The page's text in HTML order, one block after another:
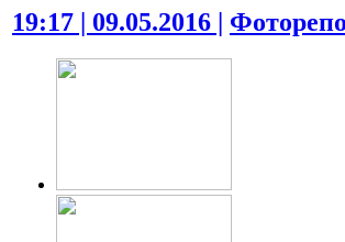
19:17 | 09.05.2016 |